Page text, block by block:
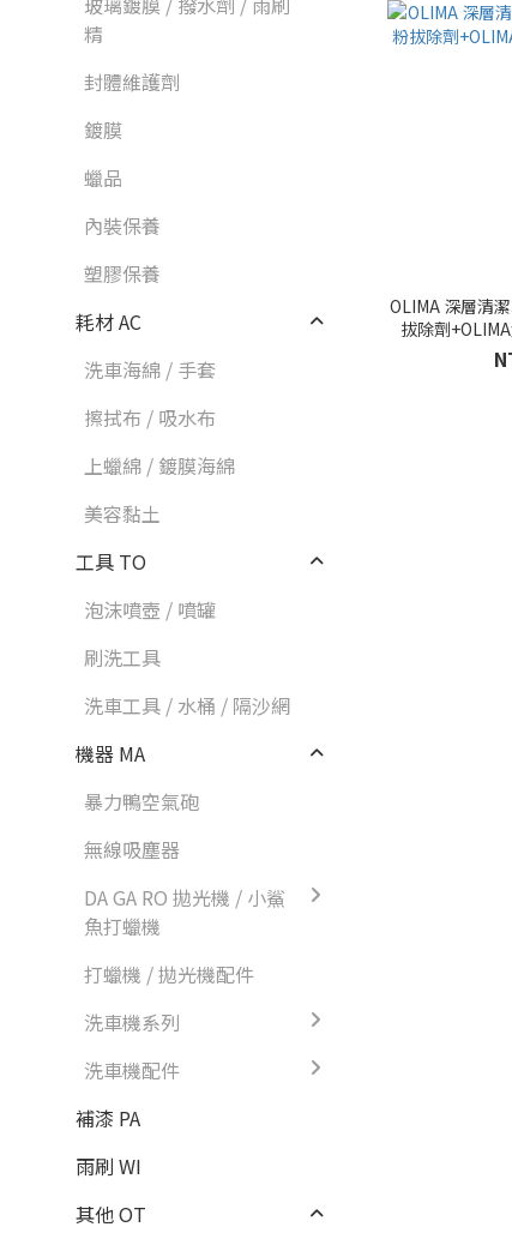
精
封體維護劑
鍍膜
蠟品
內裝保養
塑膠保養
耗材 AC
洗車海綿 / 手套
擦拭布 / 吸水布
上蠟綿 / 鍍膜海綿
美容黏土
工具 TO
泡沫噴壺 / 噴罐
刷洗工具
洗車工具 / 水桶 / 隔沙網
機器 MA
暴力鴨空氣砲
無線吸塵器
DA GA RO 拋光機 / 小鯊
魚打蠟機
打蠟機 / 拋光機配件
洗車機系列
洗車機配件
補漆 PA
雨刷 WI
其他 OT
OLIMA 深層清潔3寶 柏油去除
拔除劑